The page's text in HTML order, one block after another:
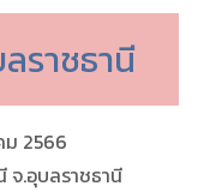
ราชธานี
2566
จ.อุบลราชธานี